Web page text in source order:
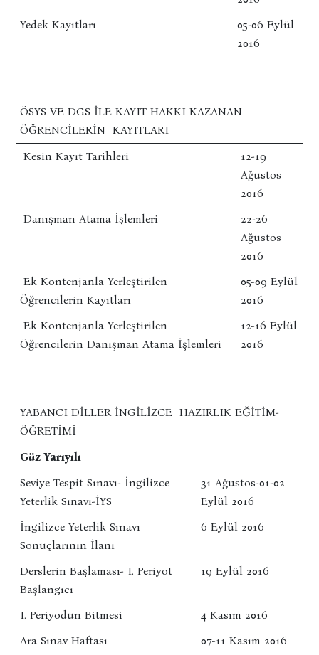
Yedek Kayıtları
05-06 Eylül
2016
ÖSYS VE DGS ILE KAYIT HAKKI KAZANAN
ÖĞRENCILERIN KAYITLARI
Kesin Kayıt Tarihleri
12-19
Ağustos
2016
Danışman Atama İşlemleri
22-26
Ağustos
2016
Ek Kontenjanla Yerleştirilen
Öğrencilerin Kayıtları
05-09 Eylül
2016
Ek Kontenjanla Yerleştirilen
Öğrencilerin Danışman Atama İşlemleri
12-16 Eylül
2016
YABANCI DILLER İNGILIZCE HAZIRLIK EĞITIM-
ÖĞRETIMI
Güz Yarıyılı
Seviye Tespit Sınavı- İngilizce
Yeterlik Sınavı-İYS
31 Ağustos-01-02
Eylül 2016
İngilizce Yeterlik Sınavı
Sonuçlarının İlanı
6 Eylül 2016
Derslerin Başlaması- I. Periyot
Başlangıcı
19 Eylül 2016
I. Periyodun Bitmesi
4 Kasım 2016
Ara Sınav Haftası
07-11 Kasım 2016